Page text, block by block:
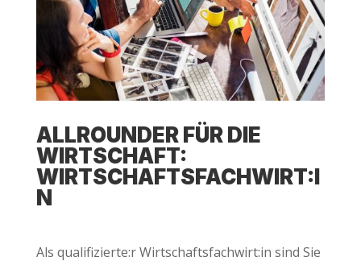
ALL­ROUN­DER FÜR DIE
WIRT­SCHAFT:
WIRTSCHAFTSFACHWIRT:I
N
Als qualifizierte:r Wirtschaftsfachwirt:in sind Sie